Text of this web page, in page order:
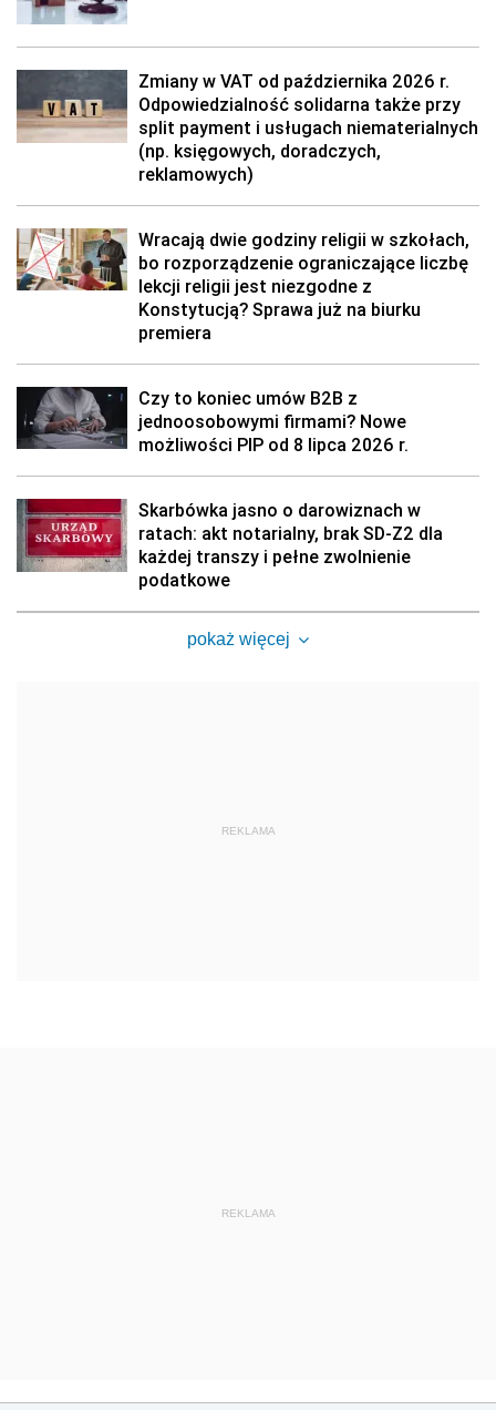
Zmiany w VAT od października 2026 r.
Odpowiedzialność solidarna także przy
split payment i usługach niematerialnych
(np. księgowych, doradczych,
reklamowych)
Wracają dwie godziny religii w szkołach,
bo rozporządzenie ograniczające liczbę
lekcji religii jest niezgodne z
Konstytucją? Sprawa już na biurku
premiera
Czy to koniec umów B2B z
jednoosobowymi firmami? Nowe
możliwości PIP od 8 lipca 2026 r.
Skarbówka jasno o darowiznach w
ratach: akt notarialny, brak SD-Z2 dla
każdej transzy i pełne zwolnienie
podatkowe
pokaż więcej
REKLAMA
REKLAMA